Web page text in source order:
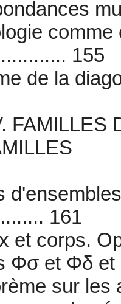
155
de la
FAMILLES
161
et corps.
Φσ et Φδ et
sur les